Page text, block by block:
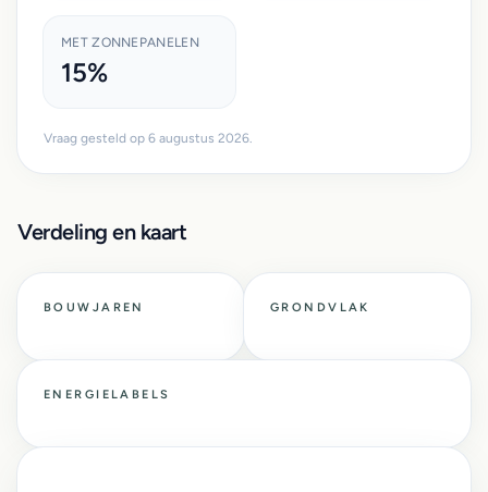
MET ZONNEPANELEN
15%
Vraag gesteld op 6 augustus 2026.
Verdeling en kaart
BOUWJAREN GRONDVLAK
ENERGIELABELS